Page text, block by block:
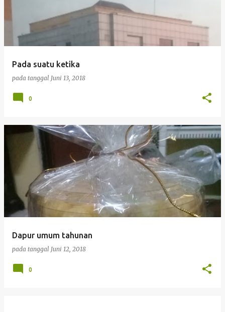
Pada suatu ketika
pada tanggal Juni 13, 2018
0
Dapur umum tahunan
pada tanggal Juni 12, 2018
0